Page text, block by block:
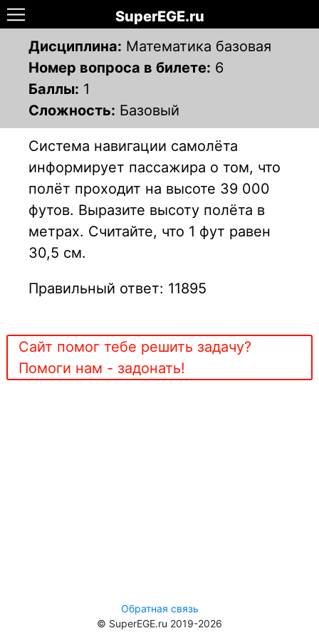
SuperEGE.ru
Дисциплина: Математика базовая
Номер вопроса в билете: 6
Баллы: 1
Сложность: Базовый
Система навигации самолёта
информирует пассажира о том, что
полёт проходит на высоте 39 000
футов. Выразите высоту полёта в
метрах. Считайте, что 1 фут равен
30,5 см.
Правильный ответ: 11895
Сайт помог тебе решить задачу?
Помоги нам - задонать!
Обратная связь
© SuperEGE.ru 2019-2026